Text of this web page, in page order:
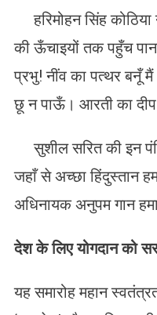
हरिमोहन सिंह
की ऊँचाइयों तक पहुँच
प्रभु! नींव का पत्थर बनूँ
छू न पाऊँ। आरती का
सुशील सरित की इन
जहाँ से अच्छा हिंदुस्तान
अधिनायक अनुपम गान
देश के लिए योगदान को
यह समारोह महान